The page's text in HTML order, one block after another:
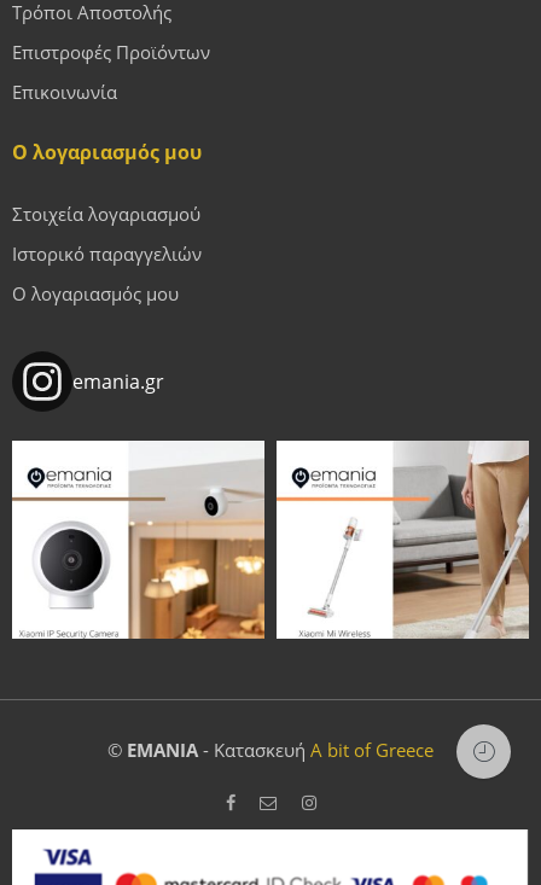
Τρόποι Αποστολής
Επιστροφές Προϊόντων
Επικοινωνία
Ο λογαριασμός μου
Στοιχεία λογαριασμού
Ιστορικό παραγγελιών
Ο λογαριασμός μου
emania.gr
© EMANIA- Κατασκευή A bit of Greece